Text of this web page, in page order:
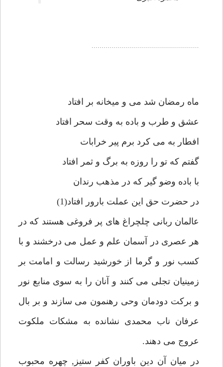
ماه رمضان شد مى و ميخانه بر افتاد
عشق و طرب و باده به وقت سحر افتاد
افطار به مى كرد برم پير خرابات
گفتم كه تو را روزه به برگ و ثمر افتاد
با باده وضو گير كه در مذهب رندان
در حضرت حق اين عملت بارور افتاد(1)
عالمان ربانى چلچراغ هاى پر فروغى هستند كه در
هر عصرى در آسمان علم و عمل مى درخشند و با
كسب نور و گرما از خورشيد رسالت و امامت بر
زمينيان تجلى مى كنند و آنان را به سوى منابع نور
و بركت دودمان وحى رهنمون مى سازند و بر بال
عرفان ناب محمدى نشانده به مشكات ملكوت
عروج مى دهند.
در ميان آن دين باوران كفر ستيز, چهره محبوب